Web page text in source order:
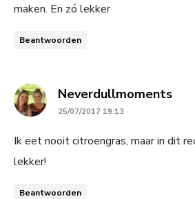
maken. En zó lekker
Beantwoorden
Neverdullmomentssays:
25/07/2017 19:13
Ik eet nooit citroengras, maar in dit
lekker!
Beantwoorden